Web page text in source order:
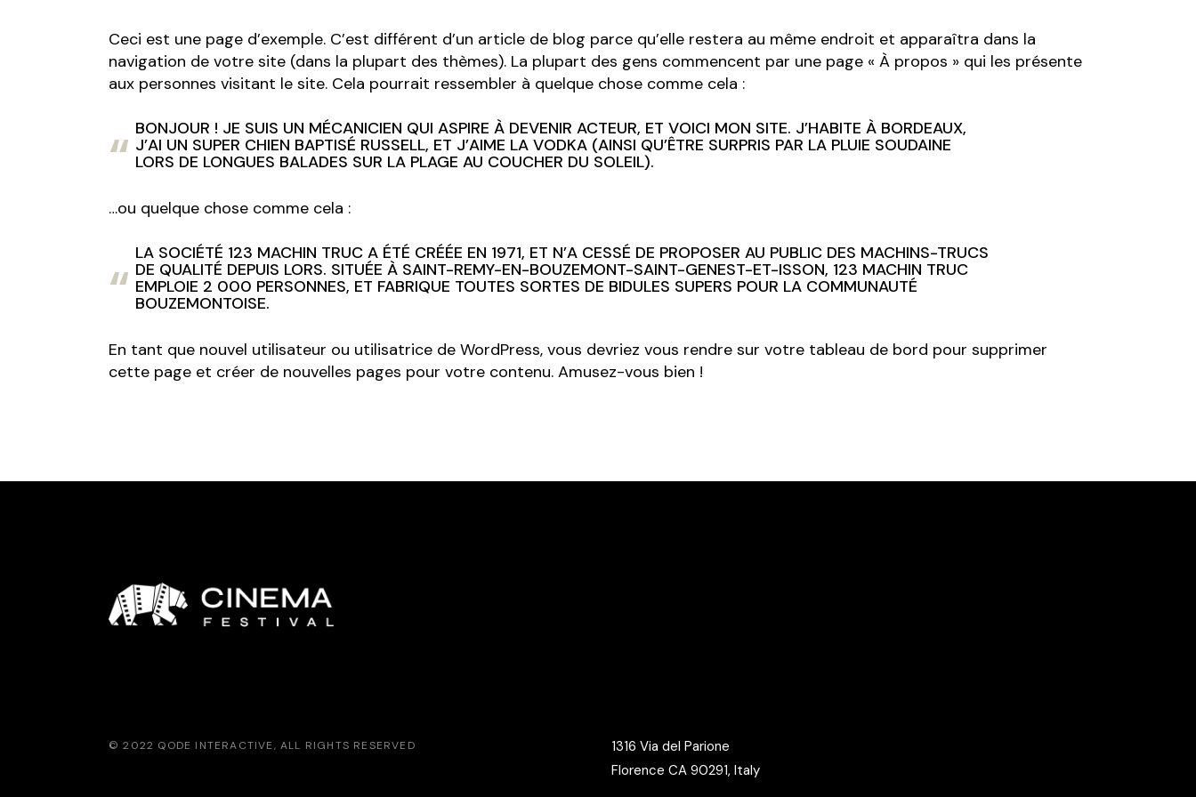
Ceci est une page d’exemple. C’est différent d’un article de blog parce qu’elle restera au même endroit et apparaîtra dans la
navigation de votre site (dans la plupart des thèmes). La plupart des gens commencent par une page « À propos » qui les présente
aux personnes visitant le site. Cela pourrait ressembler à quelque chose comme cela :
BONJOUR ! JE SUIS UN MÉCANICIEN QUI ASPIRE À DEVENIR ACTEUR, ET VOICI MON SITE. J’HABITE À BORDEAUX,
J’AI UN SUPER CHIEN BAPTISÉ RUSSELL, ET J’AIME LA VODKA (AINSI QU’ÊTRE SURPRIS PAR LA PLUIE SOUDAINE
LORS DE LONGUES BALADES SUR LA PLAGE AU COUCHER DU SOLEIL).
…ou quelque chose comme cela :
LA SOCIÉTÉ 123 MACHIN TRUC A ÉTÉ CRÉÉE EN 1971, ET N’A CESSÉ DE PROPOSER AU PUBLIC DES MACHINS-TRUCS
DE QUALITÉ DEPUIS LORS. SITUÉE À SAINT-REMY-EN-BOUZEMONT-SAINT-GENEST-ET-ISSON, 123 MACHIN TRUC
EMPLOIE 2 000 PERSONNES, ET FABRIQUE TOUTES SORTES DE BIDULES SUPERS POUR LA COMMUNAUTÉ
BOUZEMONTOISE.
En tant que nouvel utilisateur ou utilisatrice de WordPress, vous devriez vous rendre sur votre tableau de bord pour supprimer
cette page et créer de nouvelles pages pour votre contenu. Amusez-vous bien !
© 2022 QODE INTERACTIVE, ALL RIGHTS RESERVED
1316 Via del Parione
Florence CA 90291, Italy